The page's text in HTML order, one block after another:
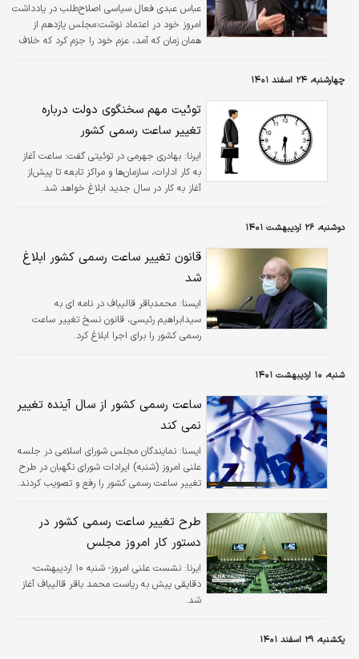
عباس عبدی فعال سیاسی اصلاح‌طلب در یادداشت
امروز خود در اعتماد نوشت:مجلس یازدهم از
همان زمان که آمد، عزم خود را جزم کرد که خلاف
۱۴۰۱ اجرایی شود که نشد.
چهارشنبه، ۲۴ اسفند ۱۴۰۱
توئیت مهم سخنگوی دولت درباره
تغییر ساعت رسمی کشور
ایرنا: ​بهادری جهرمی در توئیتی گفت: ساعت آغاز
به کار ادارات، سازمان‌ها و مراکز تابعه تا پیش‌از
آغاز به کار در سال جدید ابلاغ خواهد شد.
دوشنبه، ۲۶ اردیبهشت ۱۴۰۱
قانون تغییر ساعت رسمی کشور ابلاغ
شد
ايسنا: محمدباقر قالیباف در نامه ای به
سیدابراهیم رئیسی، قانون نسخ تغییر ساعت
رسمی کشور را برای اجرا ابلاغ کرد.
شنبه، ۱۰ اردیبهشت ۱۴۰۱
ساعت رسمی کشور از سال آینده تغییر
نمی کند
ايسنا: ​نمایندگان مجلس شورای اسلامی در جلسه
علنی امروز (شنبه) ایرادات شورای نگهبان در طرح
تغییر ساعت رسمی کشور را رفع و تصویب کردند.
طرح تغییر ساعت رسمی کشور در
دستور کار امروز مجلس
ایرنا:
نشست علنی امروز- شنبه ۱۰ اردیبهشت-
دقایقی پیش به ریاست محمد باقر قالیباف آغاز
شد.
یکشنبه، ۲۹ اسفند ۱۴۰۱